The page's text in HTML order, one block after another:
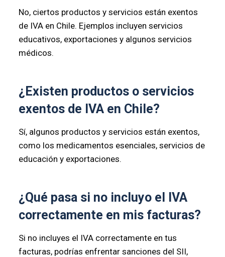
No, ciertos productos y servicios están exentos
de IVA en Chile. Ejemplos incluyen servicios
educativos, exportaciones y algunos servicios
médicos.
¿Existen productos o servicios
exentos de IVA en Chile?
Sí, algunos productos y servicios están exentos,
como los medicamentos esenciales, servicios de
educación y exportaciones.
¿Qué pasa si no incluyo el IVA
correctamente en mis facturas?
Si no incluyes el IVA correctamente en tus
facturas, podrías enfrentar sanciones del SII,